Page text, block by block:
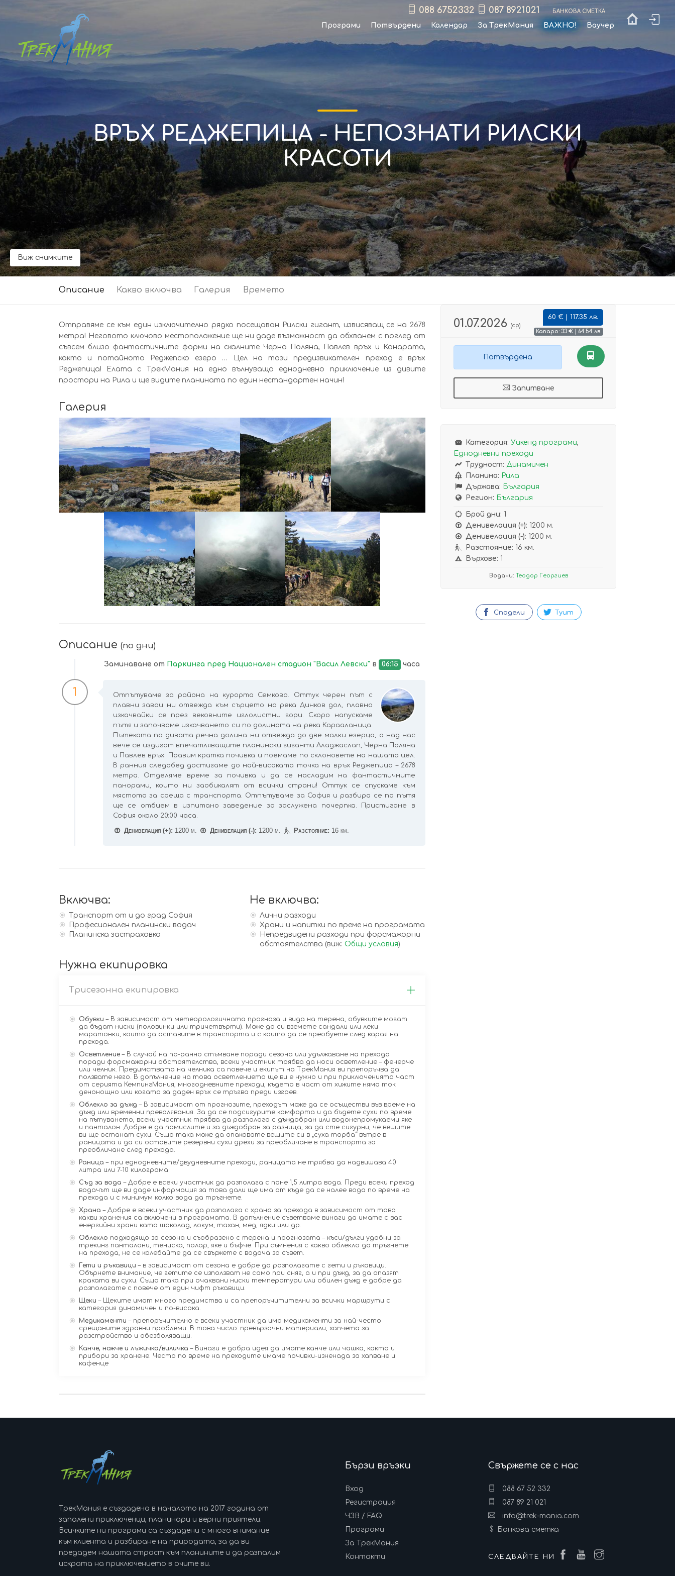
ВРЪХ РЕДЖЕПИЦА - НЕПОЗНАТИ РИЛСКИ
КРАСОТИ
Виж снимките
Описание Какво включва Галерия Времето
Отправяме се към един изключително рядко посещаван Рилски гигант, извисяващ се на 2678
метра! Неговото ключово местоположение ще ни даде възможност да обхванем с поглед от
съвсем близо фантастичните форми на скалните Черна Поляна, Павлев връх и Канарата,
както и потайното Реджепско езеро … Цел на този предизвикателен преход е връх
Реджепица! Елата с ТрекМания на едно вълнуващо еднодневно приключение из дивите
простори на Рила и ще видите планината по един нестандартен начин!
Галерия
УВЕЛИЧИ УВЕЛИЧИ УВЕЛИЧИ УВЕЛИЧИ
УВЕЛИЧИ УВЕЛИЧИ УВЕЛИЧИ
Описание (по дни)
Заминаване от Паркинга пред Национален стадион "Васил Левски" в 06:15 часа
1
Отпътуваме за района на курорта Семково. Оттук черен път с
плавни завои ни отвежда към сърцето на река Динков дол, плавно
изкачвайки се през вековните иглолистни гори. Скоро напускаме
пътя и започваме изкачването си по долината на река Карааланица.
Пътеката по дивата речна долина ни отвежда до две малки езерца, а над нас
вече се издигат впечатляващите планински гиганти Аладжаслап, Черна Поляна
и Павлев връх. Правим кратка почивка и поемаме по склоновете на нашата цел.
В ранния следобед достигаме до най-високата точка на връх Реджепица – 2678
метра. Отделяме време за почивка и да се насладим на фантастичните
панорами, които ни заобикалят от всички страни! Оттук се спускаме към
мястото за среща с транспорта. Отпътуваме за София и разбира се по пътя
ще се отбием в изпитано заведение за заслужена почерпка. Пристигане в
София около 20:00 часа.
Денивелация (+): 1200 м. Денивелация (-): 1200 м. Разстояние: 16 км.
Включва:
Транспорт от и до град София
Професионален планински водач
Планинска застраховка
Не включва:
Лични разходи
Храни и напитки по време на програмата
Непредвидени разходи при форсмажорни
обстоятелства (виж: Общи условия)
Нужна екипировка
Трисезонна екипировка
Обувки – В зависимост от метеорологичната прогноза и вида на терена, обувките могат
да бъдат ниски (половинки или тричетвърти). Може да си вземете сандали или леки
маратонки, които да оставите в транспорта и с които да се преобуете след карая на
прехода.
Осветление – В случай на по-ранно стъмване поради сезона или удължаване на прехода
поради форсмажорни обстоятелства, всеки участник трябва да носи осветление – фенерче
или челник. Предимствата на челника са повече и екипът на ТрекМания ви препоръчва да
ползвате него. В допълнение на това осветлението ще ви е нужно и при приключенията част
от серията КемпингМания, многодневните преходи, където в част от хижите няма ток
денонощно или когато за даден връх се тръгва преди изгрев.
Облекло за дъжд – В зависимост от прогнозите, преходът може да се осъществи във време на
дъжд или временни превалявания. За да се подсигурите комфорта и да бъдете сухи по време
на пътуването, всеки участник трябва да разполага с дъждобран или водонепромукаеми яке
и панталон. Добре е да помислите и за дъждобран за разница, за да сте сигурни, че вещите
ви ще останат сухи. Също така може да опаковате вещите си в „суха торба“ вътре в
раницата и да си оставите резервни сухи дрехи за преобличане в транспорта за
преобличане след прехода.
Раница – при еднодневните/двудневните преходи, раницата не трябва да надвишава 40
литра или 7-10 килограма.
Съд за вода – Добре е всеки участник да разполага с поне 1,5 литра вода. Преди всеки преход
водачът ще ви даде информация за това дали ще има от къде да се налее вода по време на
прехода и с минимум колко вода да тръгнете.
Храна – Добре е всеки участник да разполага с храна за прехода в зависимост от това
какви хранения са включени в програмата. В допълнение съветваме винаги да имате с вас
енергийни храни като шоколад, локум, тахан, мед, ядки или др.
Облекло подходящо за сезона и съобразено с терена и прогнозата – къси/дълги удобни за
трекинг панталони, тениска, полар, яке и бъфче. При съмнения с какво облекло да тръгнете
на прехода, не се колебайте да се свържете с водача за съвет.
Гети и ръкавици – в зависимост от сезона е добре да разполагате с гети и ръкавици.
Обърнете внимание, че гетите се използват не само при сняг, а и при дъжд, за да опазят
краката ви сухи. Също така при очаквани ниски температури или обилен дъжд е добре да
разполагате с повече от един чифт ръкавици.
Щеки – Щеките имат много предимства и са препоръчитителни за всички маршрути с
категория динамичен и по-висока.
Медикаменти – препоръчително е всеки участник да има медикаменти за най-често
срещаните здравни проблеми. В това число: превързочни материали, хапчета за
разстройство и обезболяващи.
Канче, ножче и лъжичка/виличка – Винаги е добра идея да имате канче или чашка, както и
прибори за хранене. Често по време на преходите имаме почивки-изненада за хапване и
кафенце
01.07.2026 (ср)
60 € | 117.35 лв.
Капаро: 33 € | 64.54 лв.
Потвърдена
Запитване
Категория: Уикенд програми,
Еднодневни преходи
Трудност: Динамичен
Планина: Рила
Държава: България
Регион: България
Брой дни: 1
Денивелация (+): 1200 м.
Денивелация (-): 1200 м.
Разстояние: 16 км.
Върхове: 1
Водачи: Теодор Георгиев
Сподели Туит
ТрекМания е създадена в началото на 2017 година от
запалени приключенци, планинари и верни приятели.
Всичките ни програми са създадени с много внимание
към клиента и разбиране на природата, за да ви
предадем нашата страст към планините и да разпалим
искрата на приключението в очите ви.
Бързи връзки
Вход
Регистрация
ЧЗВ / FAQ
Програми
За ТрекМания
Контакти
Свържете се с нас
088 67 52 332
087 89 21 021
info@trek-mania.com
Банкова сметка
СЛЕДВАЙТЕ НИ
088 6752332 087 8921021 Банкова сметка
Програми Потвърдени Календар За ТрекМания ВАЖНО! Ваучер